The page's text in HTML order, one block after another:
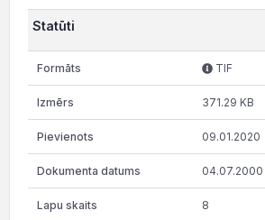
Statūti
TIF
371.29 KB
09.01.2020
04.07.2000
8